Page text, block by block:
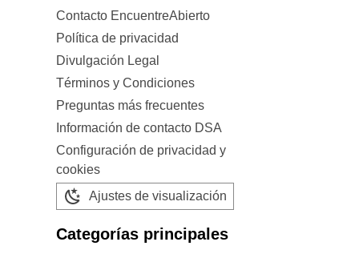
Contacto EncuentreAbierto
Política de privacidad
Divulgación Legal
Términos y Condiciones
Preguntas más frecuentes
Información de contacto DSA
Configuración de privacidad y
cookies
Ajustes de visualización
Categorías principales